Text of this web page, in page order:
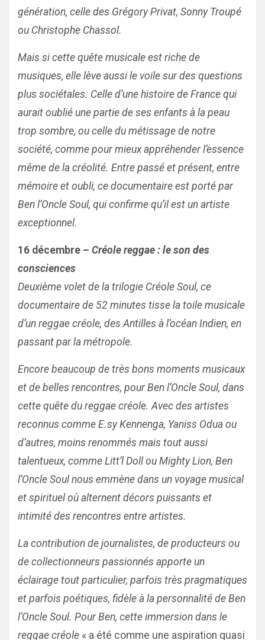
génération, celle des Grégory Privat, Sonny Troupé
ou Christophe Chassol.
Mais si cette quête musicale est riche de
musiques, elle lève aussi le voile sur des questions
plus sociétales. Celle d’une histoire de France qui
aurait oublié une partie de ses enfants à la peau
trop sombre, ou celle du métissage de notre
société, comme pour mieux appréhender l’essence
même de la créolité. Entre passé et présent, entre
mémoire et oubli, ce documentaire est porté par
Ben l’Oncle Soul, qui confirme qu’il est un artiste
exceptionnel.
16 décembre – Créole reggae : le son des
consciences
Deuxième volet de la trilogie Créole Soul, ce
documentaire de 52 minutes tisse la toile musicale
d’un reggae créole, des Antilles à l’océan Indien, en
passant par la métropole.
Encore beaucoup de très bons moments musicaux
et de belles rencontres, pour Ben l’Oncle Soul, dans
cette quête du reggae créole. Avec des artistes
reconnus comme E.sy Kennenga, Yaniss Odua ou
d’autres, moins renommés mais tout aussi
talentueux, comme Litt’l Doll ou Mighty Lion, Ben
l’Oncle Soul nous emmène dans un voyage musical
et spirituel où alternent décors puissants et
intimité des rencontres entre artistes.
La contribution de journalistes, de producteurs ou
de collectionneurs passionnés apporte un
éclairage tout particulier, parfois très pragmatiques
et parfois poétiques, fidèle à la personnalité de Ben
l’Oncle Soul. Pour Ben, cette immersion dans le
reggae créole « a été comme une aspiration quasi